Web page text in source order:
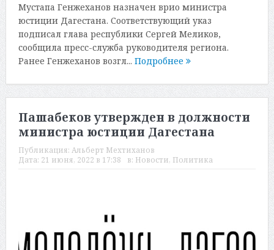
Мустапа Генжеханов назначен врио министра
юстиции Дагестана. Соответствующий указ
подписал глава республики Сергей Меликов,
сообщила пресс-служба руководителя региона.
Ранее Генжеханов возгл... Подробнее
Пашабеков утвержден в должности
министра юстиции Дагестана
Публикация: Альберт Мехтиханов
Дата: 21 июня, 2022 в 17:38 в: Новости, Политика